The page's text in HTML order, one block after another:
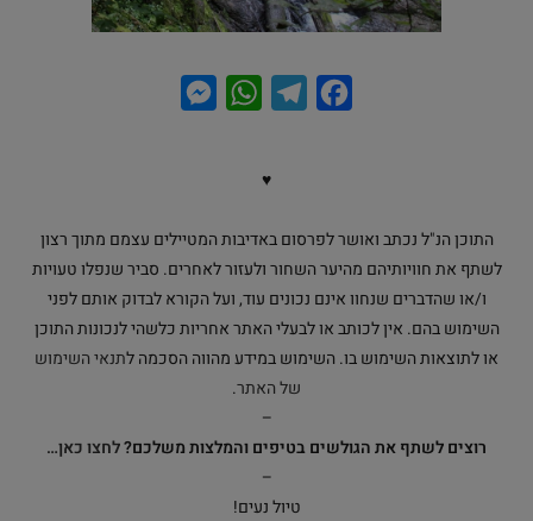
b
o
o
k
g
r
a
m
W
s
A
p
p
e
n
g
e
♥
התוכן הנ"ל נכתב ואושר לפרסום באדיבות המטיילים עצמם מתוך רצון
לשתף את חוויותיהם מהיער השחור ולעזור לאחרים. סביר שנפלו טעויות
ו/או שהדברים שנחוו אינם נכונים עוד, ועל הקורא לבדוק אותם לפני
השימוש בהם. אין לכותב או לבעלי האתר אחריות כלשהי לנכונות התוכן
או לתוצאות השימוש בו. השימוש במידע מהווה הסכמה לתנאי השימוש
של האתר.
–
רוצים לשתף את הגולשים בטיפים והמלצות משלכם?לחצו כאן…
–
טיול נעים!